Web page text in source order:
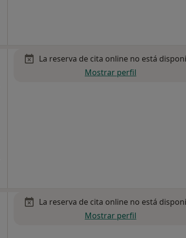
La reserva de cita online no está
Mostrar perfil
La reserva de cita online no está
Mostrar perfil